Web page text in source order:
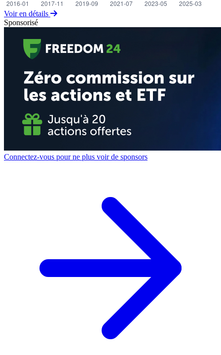
Voir en détails
Sponsorisé
Connectez-vous pour ne plus voir de sponsors